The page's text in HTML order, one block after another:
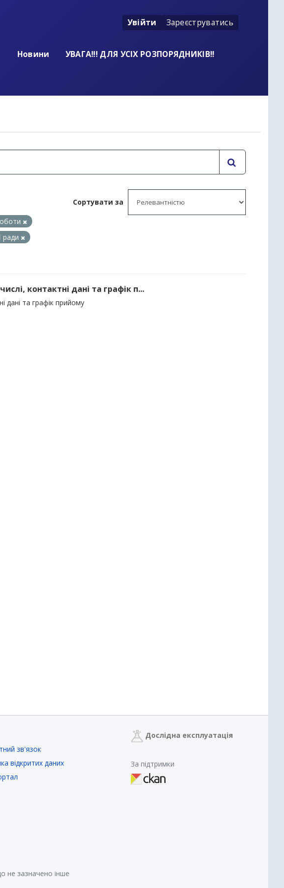
Увійти Зареєструватись
Новини
УВАГА!!! ДЛЯ УСІХ РОЗПОРЯДНИКІВ!!
Сортувати за
ради
контактні дані та графік п...
дані та графік прийому
зв'язок
відкритих даних
Дослідна експлуатація
За підтримки
не зазначено інше